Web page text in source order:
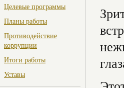
Целевые программы
Планы работы
Противодействие
коррупции
Итоги работы
Уставы